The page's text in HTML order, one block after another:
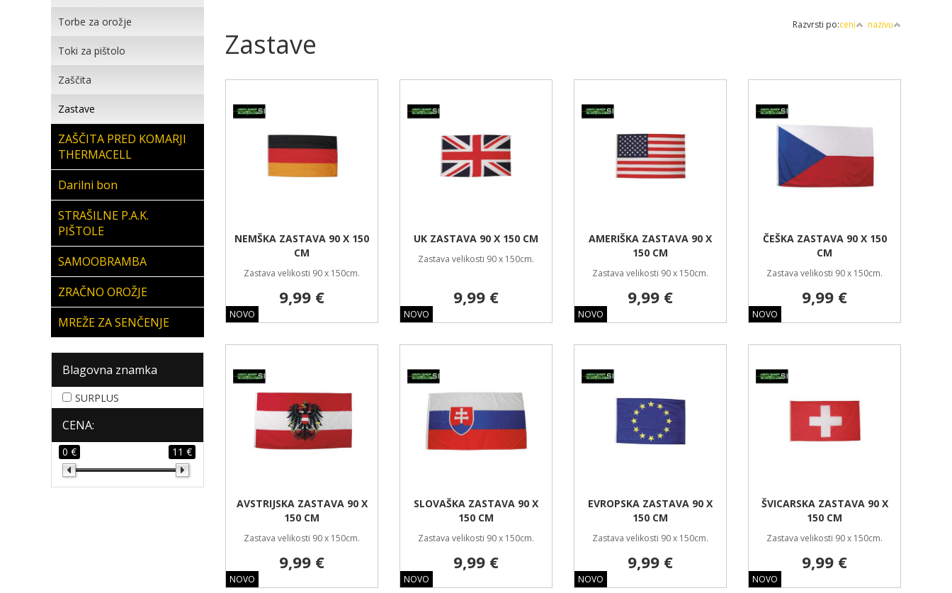
Torbe za orožje
Toki za pištolo
Zaščita
Zastave
ZAŠČITA PRED KOMARJI
THERMACELL
Darilni bon
STRAŠILNE P.A.K.
PIŠTOLE
SAMOOBRAMBA
ZRAČNO OROŽJE
MREŽE ZA SENČENJE
Blagovna znamka
SURPLUS
CENA:
0 € 11 €
Razvrsti po:ceni nazivu
Zastave
NOVO
NEMŠKA ZASTAVA 90 X 150
CM
Zastava velikosti 90 x 150cm.
9,99 €
NOVO
UK ZASTAVA 90 X 150 CM
Zastava velikosti 90 x 150cm.
9,99 €
NOVO
AMERIŠKA ZASTAVA 90 X
150 CM
Zastava velikosti 90 x 150cm.
9,99 €
NOVO
ČEŠKA ZASTAVA 90 X 150
CM
Zastava velikosti 90 x 150cm.
9,99 €
NOVO
AVSTRIJSKA ZASTAVA 90 X
150 CM
Zastava velikosti 90 x 150cm.
9,99 €
NOVO
SLOVAŠKA ZASTAVA 90 X
150 CM
Zastava velikosti 90 x 150cm.
9,99 €
NOVO
EVROPSKA ZASTAVA 90 X
150 CM
Zastava velikosti 90 x 150cm.
9,99 €
NOVO
ŠVICARSKA ZASTAVA 90 X
150 CM
Zastava velikosti 90 x 150cm.
9,99 €